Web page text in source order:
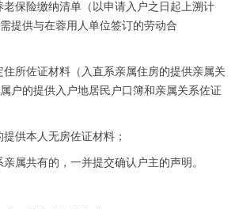
老保险缴纳清单（以申请入户之日起上溯计
提供与在蓉用人单位签订的劳动合
住所佐证材料（入直系亲属住房的提供亲属关
户的提供入户地居民户口簿和亲属关系佐证
提供本人无房佐证材料；
属共有的，一并提交确认户主的声明。